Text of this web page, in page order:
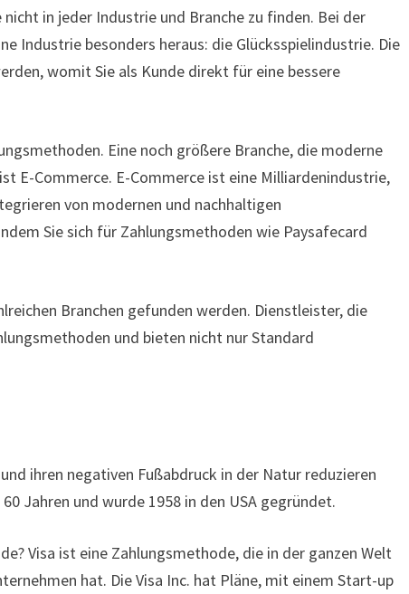
in jeder Industrie und Branche zu finden. Bei der
besonders heraus: die Glücksspielindustrie. Die
womit Sie als Kunde direkt für eine bessere
Eine noch größere Branche, die moderne
E-Commerce. E-Commerce ist eine Milliardenindustrie,
von modernen und nachhaltigen
Sie sich für Zahlungsmethoden wie Paysafecard
Branchen gefunden werden. Dienstleister, die
und bieten nicht nur Standard
ihren negativen Fußabdruck in der Natur reduzieren
Jahren und wurde 1958 in den USA gegründet.
Visa ist eine Zahlungsmethode, die in der ganzen Welt
hat. Die Visa Inc. hat Pläne, mit einem Start-up